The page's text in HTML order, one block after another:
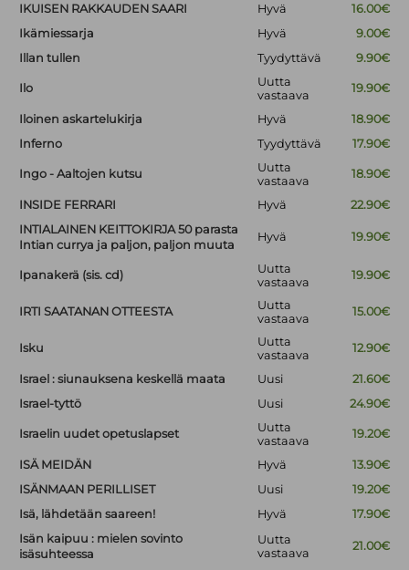
IKUISEN RAKKAUDEN SAARI Hyvä
16.00€
Ikämiessarja
Hyvä
9.00€
Illan tullen
Tyydyttävä 9.90€
Ilo
Uutta
vastaava
19.90€
Iloinen askartelukirja Hyvä
18.90€
Inferno
Tyydyttävä 17.90€
Ingo - Aaltojen kutsu
Uutta
vastaava
18.90€
INSIDE FERRARI Hyvä
22.90€
INTIALAINEN KEITTOKIRJA 50 parasta
Intian currya ja paljon, paljon muuta
Hyvä 19.90€
Ipanakerä (sis. cd)
Uutta
vastaava
19.90€
IRTI SAATANAN OTTEESTA
Uutta
vastaava
15.00€
Isku
Uutta
vastaava
12.90€
Israel : siunauksena keskellä maata Uusi
21.60€
Israel-tyttö
Uusi 24.90€
Israelin uudet opetuslapset
Uutta
vastaava
19.20€
ISÄ MEIDÄN Hyvä
13.90€
ISÄNMAAN PERILLISET
Uusi
19.20€
Isä, lähdetään saareen!
Hyvä
17.90€
Isän kaipuu : mielen sovinto
isäsuhteessa
Uutta
vastaava
21.00€